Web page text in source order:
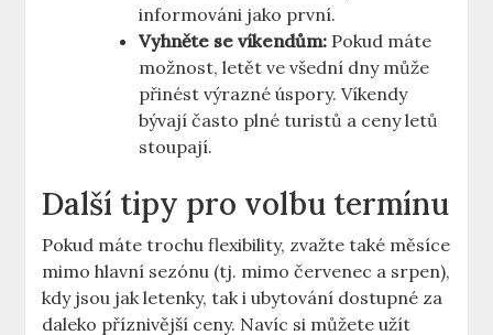
informováni jako první.
Vyhněte se víkendům: Pokud máte
možnost, letět ve všední dny může
přinést výrazné úspory. Víkendy
bývají často plné turistů a ceny letů
stoupají.
Další tipy pro volbu termínu
Pokud máte trochu flexibility, zvažte také měsíce
mimo hlavní sezónu (tj. mimo červenec a srpen),
kdy jsou jak letenky, tak i ubytování dostupné za
daleko příznivější ceny. Navíc si můžete užít